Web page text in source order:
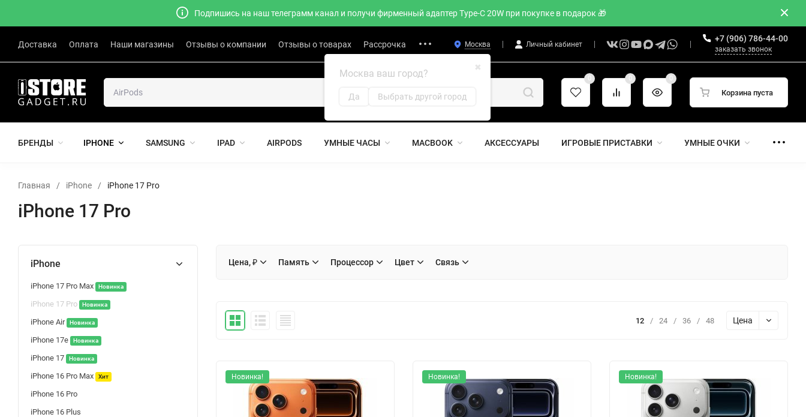
Подпишись на наш телеграмм канал и получи фирменный адаптер Type-C 20W при покупке в подарок 🎁
Доставка Оплата Наши магазины Отзывы о компании Отзывы о товарах Рассрочка Москва
✖
Москва ваш город?
Да Выбрать другой город
Личный кабинет
+7 (906) 786-44-00
заказать звонок
0 0 0
Корзина пуста
БРЕНДЫ IPHONE SAMSUNG IPAD AIRPODS УМНЫЕ ЧАСЫ MACBOOK АКСЕССУАРЫ ИГРОВЫЕ ПРИСТАВКИ УМНЫЕ ОЧКИ
Главная / iPhone / iPhone 17 Pro
iPhone 17 Pro
iPhone
iPhone 17 Pro Max Новинка
iPhone 17 Pro Новинка
iPhone Air Новинка
iPhone 17e Новинка
iPhone 17 Новинка
iPhone 16 Pro Max Хит
iPhone 16 Pro
iPhone 16 Plus
Цена, ₽ Память Процессор Цвет Связь
12 / 24 / 36 / 48 Цена
Новинка! Новинка! Новинка!